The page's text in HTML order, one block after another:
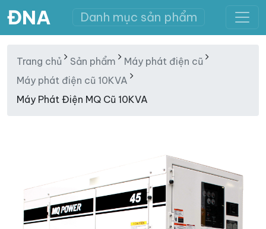
ĐNA Danh mục sản phẩm
Trang chủ Sản phẩm
Máy phát điện cũ
Máy phát điện cũ 10KVA
Máy Phát Điện MQ Cũ 10KVA